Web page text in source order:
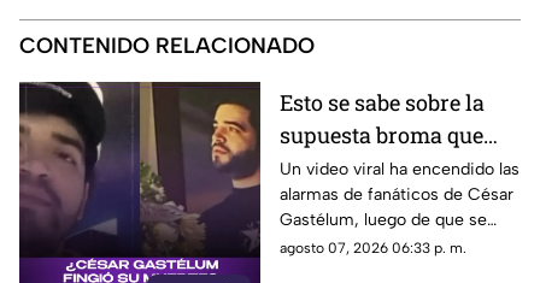
CONTENIDO RELACIONADO
Esto se sabe sobre la
supuesta broma que
César Gastélum habría
hecho sobre su muerte
Un video viral ha encendido las
alarmas de fanáticos de César
Gastélum, luego de que se
comentara a especular que su
agosto 07, 2026 06:33 p. m.